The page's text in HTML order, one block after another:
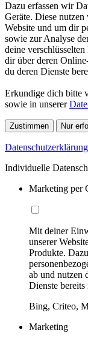
Dazu erfassen wir
Geräte. Diese
Website und um dir
sowie zur Analyse
deine
dir über deren
du deren Dienste
Erkundige dich bitte
sowie in unserer
Zustimmen Nur
Datenschutzerklärung
Individuelle
Marketing per
Mit deiner
unserer
Produkte.
ab und nutzen
Dienste bereits
Bing, Criteo,
Marketing